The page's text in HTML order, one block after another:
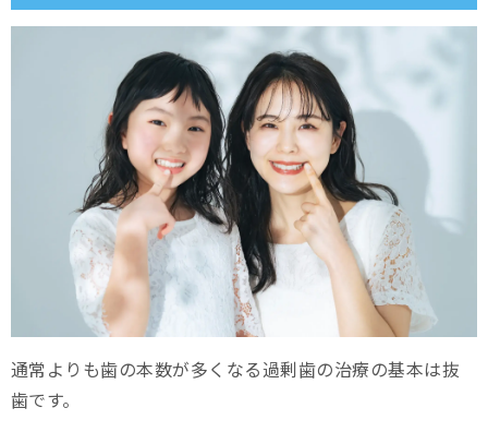
通常よりも歯の本数が多くなる過剰歯の治療の基本は抜
歯です。